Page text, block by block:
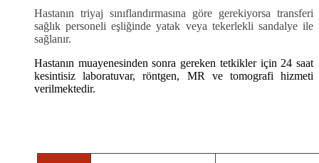
Hastanın triyaj sınıflandırmasına göre gerekiyorsa transferi
sağlık personeli eşliğinde yatak veya tekerlekli sandalye ile
sağlanır.
Hastanın muayenesinden sonra gereken tetkikler için 24 saat
kesintisiz laboratuvar, röntgen, MR ve tomografi hizmeti
verilmektedir.